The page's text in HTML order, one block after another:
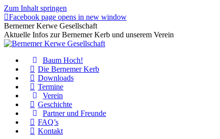
Zum Inhalt springen
Facebook page opens in new window
Bernemer Kerwe Gesellschaft
Aktuelle Infos zur Bernemer Kerb und unserem Verein
Baum Hoch!
Die Bernemer Kerb
Downloads
Termine
Verein
Geschichte
Partner und Freunde
FAQ’s
Kontakt